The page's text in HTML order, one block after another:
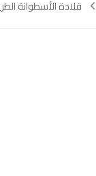
قلادة الأسطوانة